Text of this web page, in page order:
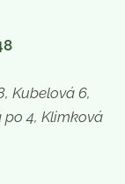
Kubelová 6,
po 4, Klimková